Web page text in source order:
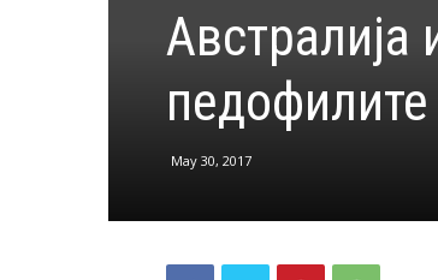
May 30, 2017